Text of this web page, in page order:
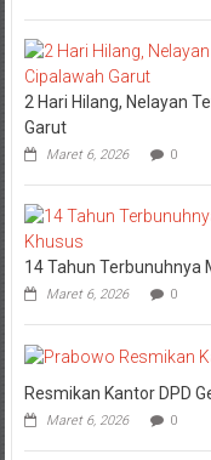
2 Hari Hilang, Nelayan
Garut
Maret 6, 2026 0
14 Tahun Terbunuhnya
Maret 6, 2026 0
Resmikan Kantor DPD
Maret 6, 2026 0